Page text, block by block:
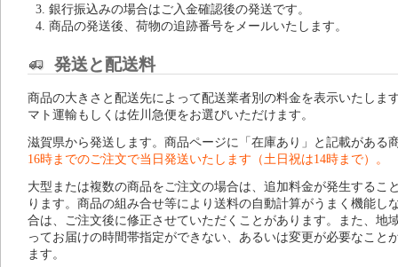
銀行振込みの場合はご入金確認後の発送です。
商品の発送後、荷物の追跡番号をメールいたします。
発送と配送料
商品の大きさと配送先によって配送業者別の料金を表示いたしま
マト運輸もしくは佐川急便をお選びいただけます。
滋賀県から発送します。商品ページに「在庫あり」と記載がある
16時までのご注文で当日発送いたします（土日祝は14時まで）。
大型または複数の商品をご注文の場合は、追加料金が発生するこ
ります。商品の組み合せ等により送料の自動計算がうまく機能し
合は、ご注文後に修正させていただくことがあります。また、地
ってお届けの時間帯指定ができない、あるいは変更が必要なこと
ます。